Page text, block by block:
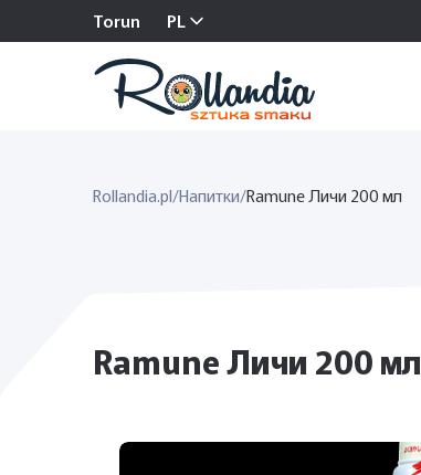
Torun PL
Rollandia.pl/Напитки/Ramune Личи 200 мл
Ramune Личи 200 мл